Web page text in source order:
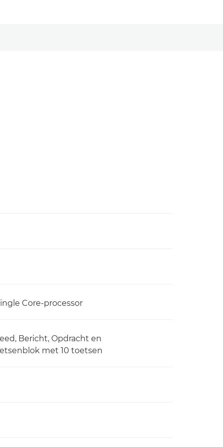
Core-processor
Bericht, Opdracht en
met 10 toetsen